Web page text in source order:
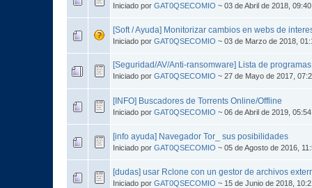
Iniciado por GAT0QSECOMIO ~ 03 de Abril de 2018,
[Soft / Ayuda] Monitorizar cambios en webs de
Iniciado por GAT0QSECOMIO ~ 03 de Marzo de 2018,
[Seguridad/AV/Anti-ransomware] Lista de
Iniciado por GAT0QSECOMIO ~ 27 de Mayo de 2017,
[INFO] Buscadores de Torrents Online/Offline
Iniciado por GAT0QSECOMIO ~ 06 de Abril de 2019,
[info ayuda] Navegador Tor_ sus posibilidades
Iniciado por GAT0QSECOMIO ~ 05 de Agosto de 2016,
[dudas] usar Rclone con un gestor de archivos
Iniciado por GAT0QSECOMIO ~ 15 de Junio de 2018,